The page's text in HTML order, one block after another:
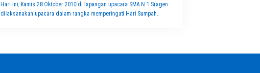
Hari ini, Kamis 28 Oktober 2010 di lapangan upacara SMA N 1 Sragen
dilaksanakan upacara dalam rangka memperingati Hari Sumpah..